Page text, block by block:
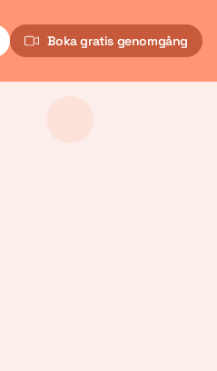
Boka gratis genomgång